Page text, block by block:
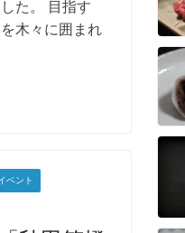
た。 目指す
木々に囲まれ
ベント